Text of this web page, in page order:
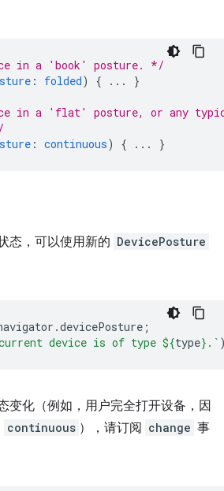
in a 'book' posture. */
: folded) { ... }
in a 'flat' posture, or any
: continuous) { ... }
态，可以使用新的 DevicePosture
.devicePosture ;
device is of type ${type} .`
变化（例如，用户完全打开设备，因
continuous ），请订阅 change 事